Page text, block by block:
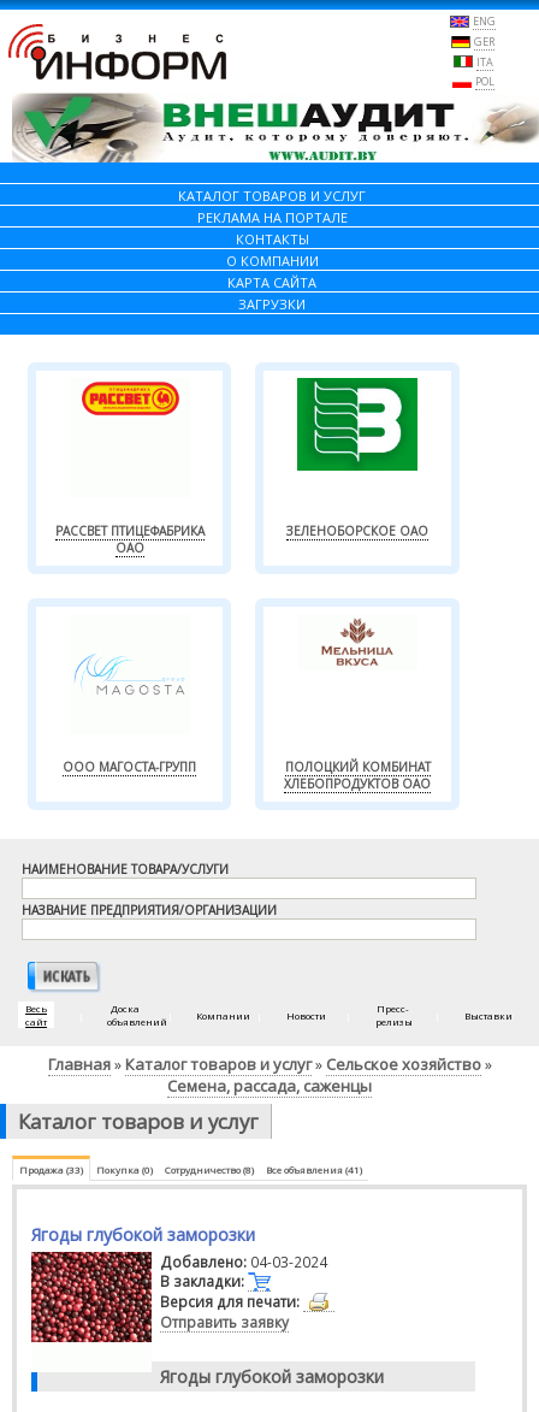
ENG
GER
ITA
POL
КАТАЛОГ ТОВАРОВ И УСЛУГ
РЕКЛАМА НА ПОРТАЛЕ
КОНТАКТЫ
О КОМПАНИИ
КАРТА САЙТА
ЗАГРУЗКИ
РАССВЕТ ПТИЦЕФАБРИКА
ОАО
ЗЕЛЕНОБОРСКОЕ ОАО
ООО МАГОСТА-ГРУПП
ПОЛОЦКИЙ КОМБИНАТ
ХЛЕБОПРОДУКТОВ ОАО
НАИМЕНОВАНИЕ ТОВАРА/УСЛУГИ
НАЗВАНИЕ ПРЕДПРИЯТИЯ/ОРГАНИЗАЦИИ
Весь
сайт
Доска
объявлений
Компании Новости
Пресс-
релизы
Выставки
Главная» Каталог товаров и услуг» Сельское хозяйство»
Семена, рассада, саженцы
Каталог товаров и услуг
Продажа (33) Покупка (0) Сотрудничество (8) Все объявления (41)
Ягоды глубокой заморозки
Добавлено: 04-03-2024
В закладки:
Версия для печати:
Отправить заявку
Ягоды глубокой заморозки